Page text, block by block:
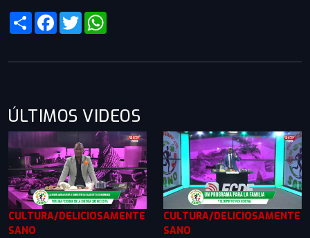
ShareFacebook
Twitter
ÚLTIMOS VIDEOS
CULTURA/DELICIOSAMENTE
SANO
CULTURA/DELICIOSAMENTE
SANO